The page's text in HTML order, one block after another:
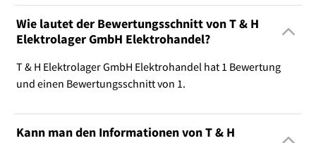
Wie lautet der Bewertungsschnitt von T & H
Elektrolager GmbH Elektrohandel?
T & H Elektrolager GmbH Elektrohandel hat 1 Bewertung
und einen Bewertungsschnitt von 1.
Kann man den Informationen von T & H